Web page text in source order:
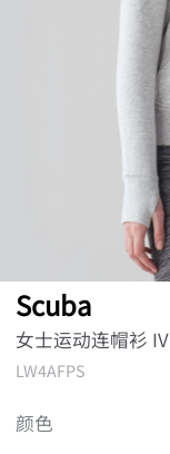
Scuba
女士运动连帽衫 IV
LW4AFPS
颜色